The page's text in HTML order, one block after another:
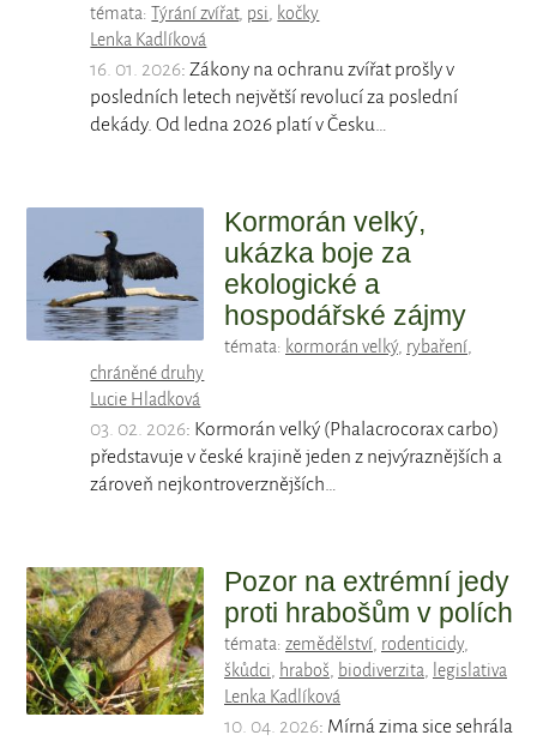
témata:Týrání zvířat, psi, kočky
Lenka Kadlíková
16. 01. 2026: Zákony na ochranu zvířat prošly v
posledních letech největší revolucí za poslední
dekády. Od ledna 2026 platí v Česku…
Kormorán velký,
ukázka boje za
ekologické a
hospodářské zájmy
témata: kormorán velký, rybaření,
chráněné druhy
Lucie Hladková
03. 02. 2026: Kormorán velký (Phalacrocorax carbo)
představuje v české krajině jeden z nejvýraznějších a
zároveň nejkontroverznějších…
Pozor na extrémní jedy
proti hrabošům v polích
témata: zemědělství, rodenticidy,
škůdci, hraboš, biodiverzita, legislativa
Lenka Kadlíková
10. 04. 2026: Mírná zima sice sehrála